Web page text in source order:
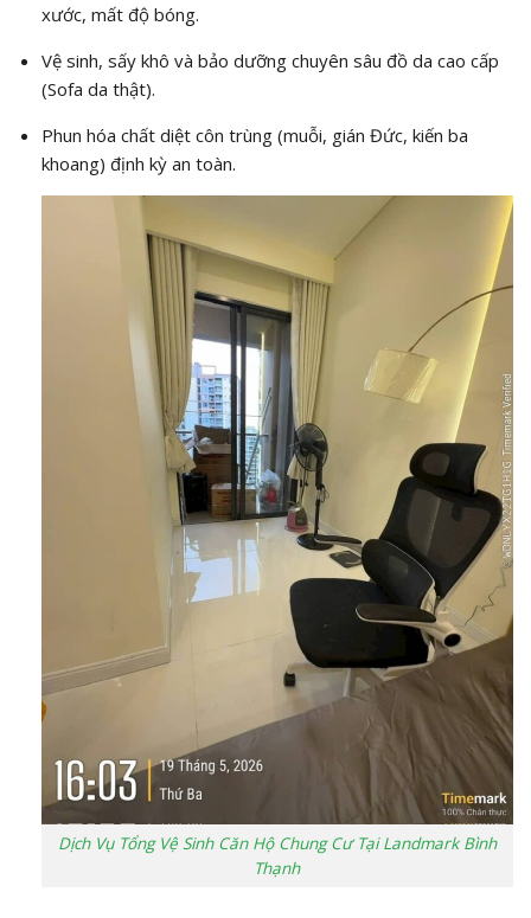
xước, mất độ bóng.
Vệ sinh, sấy khô và bảo dưỡng chuyên sâu đồ da cao cấp
(Sofa da thật).
Phun hóa chất diệt côn trùng (muỗi, gián Đức, kiến ba
khoang) định kỳ an toàn.
Dịch Vụ Tổng Vệ Sinh Căn Hộ Chung Cư Tại Landmark Bình
Thạnh